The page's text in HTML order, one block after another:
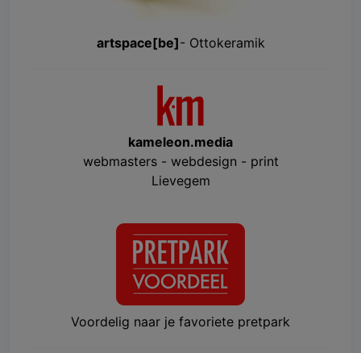
artspace[be]- Ottokeramik
kameleon.media
webmasters - webdesign - print
Lievegem
Voordelig naar je favoriete pretpark